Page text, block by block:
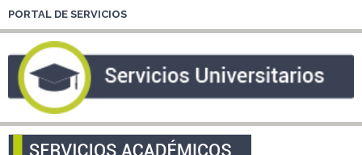
PORTAL DE SERVICIOS